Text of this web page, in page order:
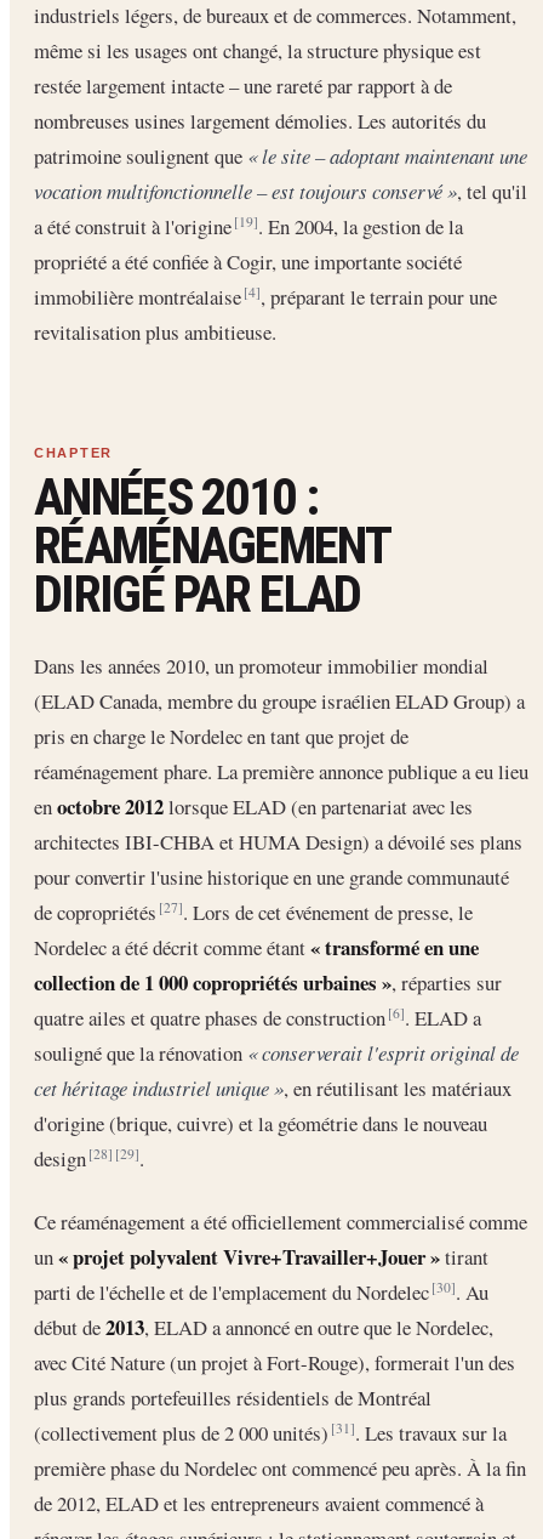
industriels légers, de bureaux et de commerces. Notamment,
même si les usages ont changé, la structure physique est
restée largement intacte – une rareté par rapport à de
nombreuses usines largement démolies. Les autorités du
patrimoine soulignent que « le site – adoptant maintenant une
vocation multifonctionnelle – est toujours conservé », tel qu'il
a été construit à l'origine[19]. En 2004, la gestion de la
propriété a été confiée à Cogir, une importante société
immobilière montréalaise[4], préparant le terrain pour une
revitalisation plus ambitieuse.
ANNÉES 2010 :
RÉAMÉNAGEMENT
DIRIGÉ PAR ELAD
Dans les années 2010, un promoteur immobilier mondial
(ELAD Canada, membre du groupe israélien ELAD Group) a
pris en charge le Nordelec en tant que projet de
réaménagement phare. La première annonce publique a eu lieu
enoctobre 2012lorsque ELAD (en partenariat avec les
architectes IBI-CHBA et HUMA Design) a dévoilé ses plans
pour convertir l'usine historique en une grande communauté
de copropriétés[27]. Lors de cet événement de presse, le
Nordelec a été décrit comme étant« transformé en une
collection de 1 000 copropriétés urbaines », réparties sur
quatre ailes et quatre phases de construction[6]. ELAD a
souligné que la rénovation « conserverait l'esprit original de
cet héritage industriel unique », en réutilisant les matériaux
d'origine (brique, cuivre) et la géométrie dans le nouveau
design[28] [29].
Ce réaménagement a été officiellement commercialisé comme
un« projet polyvalent Vivre+Travailler+Jouer »tirant
parti de l'échelle et de l'emplacement du Nordelec[30]. Au
début de2013, ELAD a annoncé en outre que le Nordelec,
avec Cité Nature (un projet à Fort-Rouge), formerait l'un des
plus grands portefeuilles résidentiels de Montréal
(collectivement plus de 2 000 unités)[31]. Les travaux sur la
première phase du Nordelec ont commencé peu après. À la fin
de 2012, ELAD et les entrepreneurs avaient commencé à